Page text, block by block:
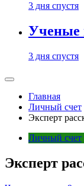
3 дня спустя
Ученые
3 дня спустя
Главная
Личный счет
Эксперт
Личный счет
Эксперт